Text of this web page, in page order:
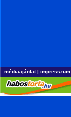
médiaajánlat| impresszum